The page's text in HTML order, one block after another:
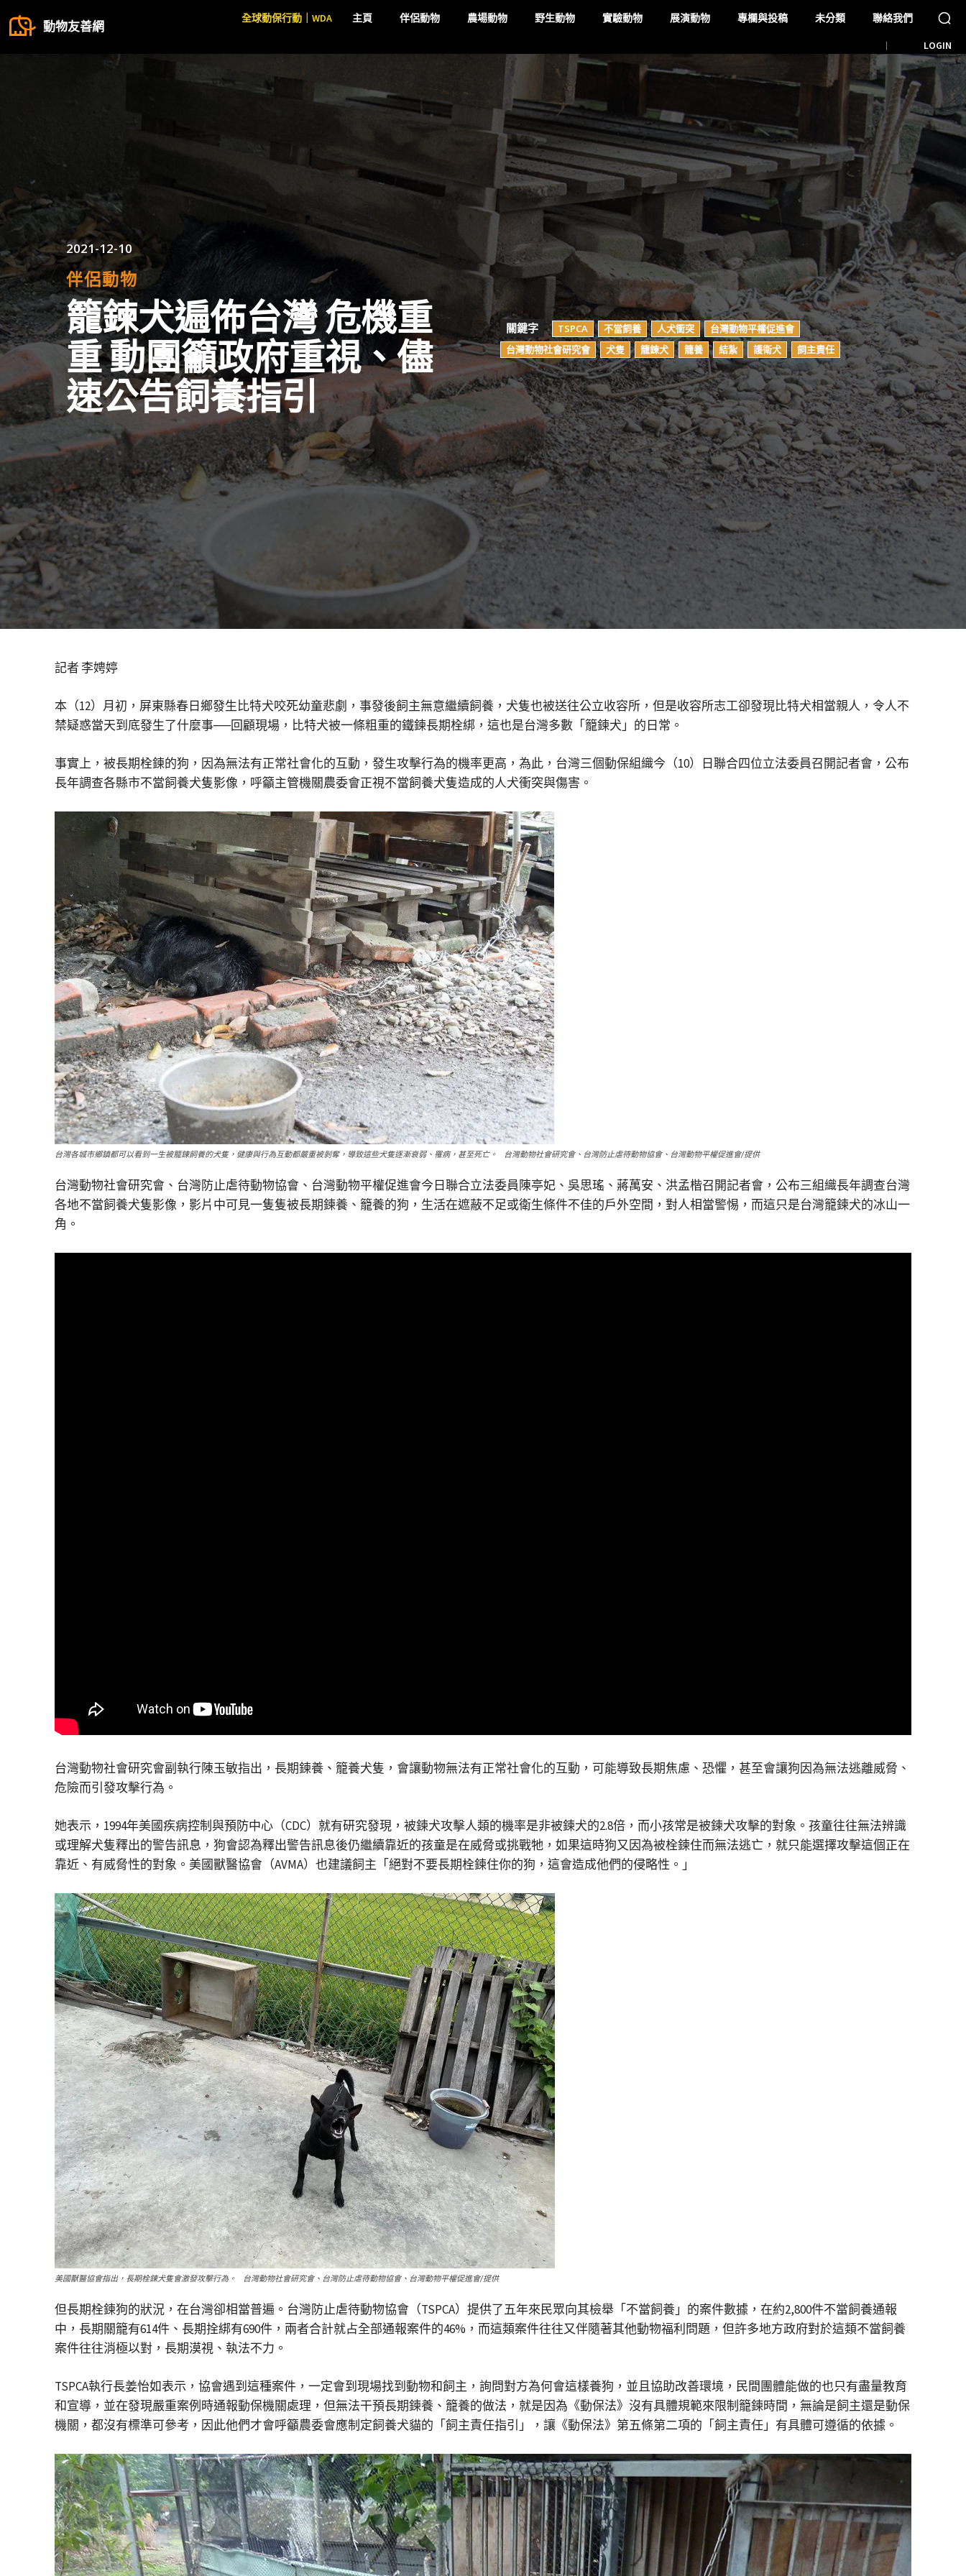
動物友善網
全球動保行動｜WDA 主頁 伴侶動物 農場動物 野生動物 實驗動物 展演動物 專欄與投稿 未分類 聯絡我們
LOGIN
2021-12-10
伴侶動物
籠鍊犬遍佈台灣 危機重
重 動團籲政府重視、儘
速公告飼養指引
關鍵字 TSPCA 不當飼養 人犬衝突
台灣動物平權促進會
台灣動物社會研究會
犬隻 籠鍊犬 籠養 結紮 護衛犬 飼主責任
記者 李娉婷
本（12）月初，屏東縣春日鄉發生比特犬咬死幼童悲劇，事發後飼主無意繼續飼養，犬隻也被送往公立收容所，但是收容所志工卻發現比特犬相當親人，令人不
禁疑惑當天到底發生了什麼事──回顧現場，比特犬被一條粗重的鐵鍊長期栓綁，這也是台灣多數「籠鍊犬」的日常。
事實上，被長期栓鍊的狗，因為無法有正常社會化的互動，發生攻擊行為的機率更高，為此，台灣三個動保組織今（10）日聯合四位立法委員召開記者會，公布
長年調查各縣市不當飼養犬隻影像，呼籲主管機關農委會正視不當飼養犬隻造成的人犬衝突與傷害。
台灣各城市鄉鎮都可以看到一生被籠鍊飼養的犬隻，健康與行為互動都嚴重被剝奪，導致這些犬隻逐漸衰弱、罹病，甚至死亡。 台灣動物社會研究會、台灣防止虐待動物協會、台灣動物平權促進會/提供
台灣動物社會研究會、台灣防止虐待動物協會、台灣動物平權促進會今日聯合立法委員陳亭妃、吳思瑤、蔣萬安、洪孟楷召開記者會，公布三組織長年調查台灣
各地不當飼養犬隻影像，影片中可見一隻隻被長期鍊養、籠養的狗，生活在遮蔽不足或衛生條件不佳的戶外空間，對人相當警惕，而這只是台灣籠鍊犬的冰山一
角。
台灣動物社會研究會副執行陳玉敏指出，長期鍊養、籠養犬隻，會讓動物無法有正常社會化的互動，可能導致長期焦慮、恐懼，甚至會讓狗因為無法逃離威脅、
危險而引發攻擊行為。
她表示，1994年美國疾病控制與預防中心（CDC）就有研究發現，被鍊犬攻擊人類的機率是非被鍊犬的2.8倍，而小孩常是被鍊犬攻擊的對象。孩童往往無法辨識
或理解犬隻釋出的警告訊息，狗會認為釋出警告訊息後仍繼續靠近的孩童是在威脅或挑戰牠，如果這時狗又因為被栓鍊住而無法逃亡，就只能選擇攻擊這個正在
靠近、有威脅性的對象。美國獸醫協會（AVMA）也建議飼主「絕對不要長期栓鍊住你的狗，這會造成他們的侵略性。」
美國獸醫協會指出，長期栓鍊犬隻會激發攻擊行為。 台灣動物社會研究會、台灣防止虐待動物協會、台灣動物平權促進會/提供
但長期栓鍊狗的狀況，在台灣卻相當普遍。台灣防止虐待動物協會（TSPCA）提供了五年來民眾向其檢舉「不當飼養」的案件數據，在約2,800件不當飼養通報
中，長期關籠有614件、長期拴綁有690件，兩者合計就占全部通報案件的46%，而這類案件往往又伴隨著其他動物福利問題，但許多地方政府對於這類不當飼養
案件往往消極以對，長期漠視、執法不力。
TSPCA執行長姜怡如表示，協會遇到這種案件，一定會到現場找到動物和飼主，詢問對方為何會這樣養狗，並且協助改善環境，民間團體能做的也只有盡量教育
和宣導，並在發現嚴重案例時通報動保機關處理，但無法干預長期鍊養、籠養的做法，就是因為《動保法》沒有具體規範來限制籠鍊時間，無論是飼主還是動保
機關，都沒有標準可參考，因此他們才會呼籲農委會應制定飼養犬貓的「飼主責任指引」，讓《動保法》第五條第二項的「飼主責任」有具體可遵循的依據。